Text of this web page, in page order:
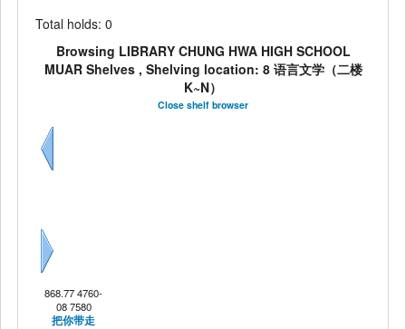
Total holds: 0
Browsing LIBRARY CHUNG HWA HIGH SCHOOL
MUAR Shelves , Shelving location: 8 语言文学（二楼
K~N）
Close shelf browser
868.77 4760-
08 7580
把你带走